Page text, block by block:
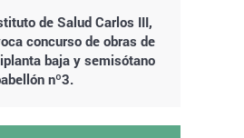
de Salud Carlos III,
concurso de obras de
baja y semisótano
nº3.